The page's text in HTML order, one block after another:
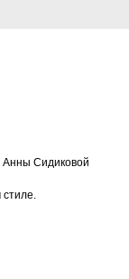
Анны Сидиковой
стиле.